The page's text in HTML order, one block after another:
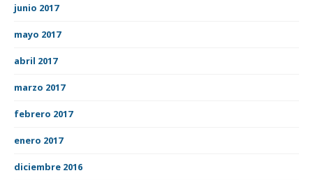
junio 2017
mayo 2017
abril 2017
marzo 2017
febrero 2017
enero 2017
diciembre 2016